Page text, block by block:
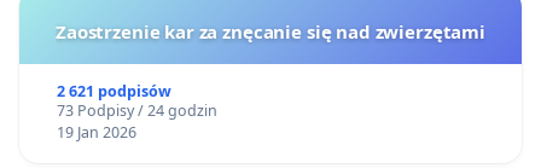
Zaostrzenie kar za znęcanie się nad zwierzętami
2 621 podpisów
73 Podpisy / 24 godzin
19 Jan 2026